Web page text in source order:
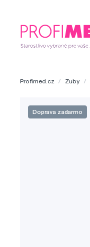
Profimed.cz Zuby
Doprava zadarmo